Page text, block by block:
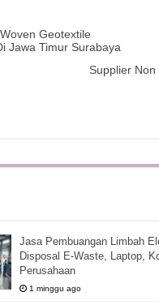
Geotextile
Jawa Timur Surabaya
Supplier
Jasa Pembuangan Limbah
Disposal E-Waste, Laptop,
Perusahaan
1 minggu ago